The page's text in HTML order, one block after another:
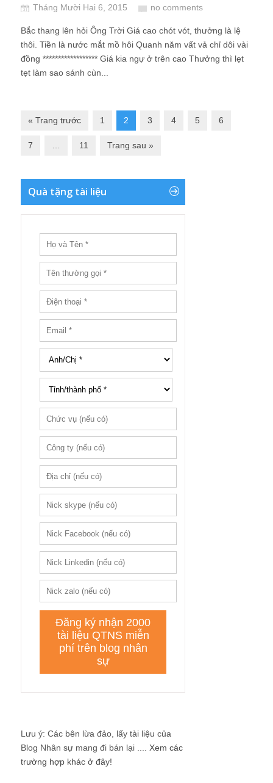
Tháng Mười Hai 6, 2015 no comments
Bắc thang lên hỏi Ông Trời Giá cao chót vót, thưởng là lệ
thôi. Tiền là nước mắt mồ hôi Quanh năm vất vả chỉ dôi vài
đồng ****************** Giá kia ngự ở trên cao Thưởng thì lẹt
tẹt làm sao sánh cùn...
« Trang trước 1 2 3 4 5 6
7 11 Trang sau »
Quà tặng tài liệu
Lưu ý: Các bên lừa đảo, lấy tài liệu của
Blog Nhân sự mang đi bán lại .... Xem các
trường hợp khác ở đây!